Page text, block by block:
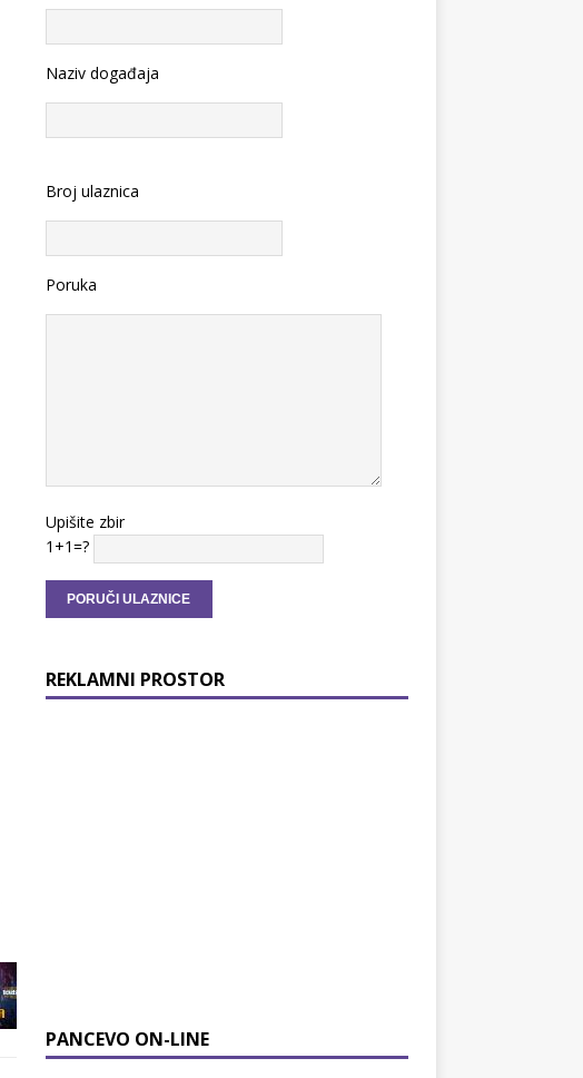
Naziv događaja
Broj ulaznica
Poruka
Upišite zbir
1+1=?
REKLAMNI PROSTOR
PANCEVO ON-LINE